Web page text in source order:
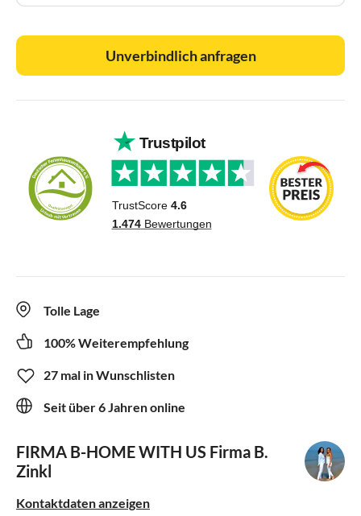
Unverbindlich anfragen
Tolle Lage
100% Weiterempfehlung
27 mal in Wunschlisten
Seit über 6 Jahren online
FIRMA B-HOME WITH US Firma B.
Zinkl
Kontaktdaten anzeigen